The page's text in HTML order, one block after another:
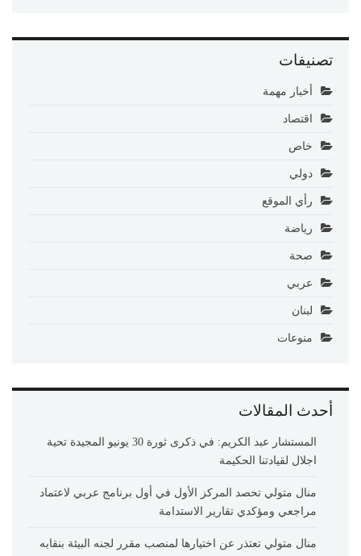
تصنيفات
أخبار مهمة
اقتصاد
خاص
دولي
رأي الموقع
رياضة
صحة
عربي
لبنان
منوعات
أحدث المقالات
المستشار عبد الكريم: في ذكرى ثورة 30 يونيو المجيدة تحية
اجلال لقيادتنا الحكيمة
منال متولي تحصد المركز الأول في أول برنامج عربي لاعتماد
مراجعي ومؤكدي تقارير الاستدامة
منال متولي تعتذر عن اختيارها لمنصب مقرر لجنه البيئة بنقابه